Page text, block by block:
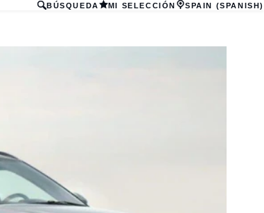
BÚSQUEDA MI SELECCIÓN SPAIN (SPANISH)